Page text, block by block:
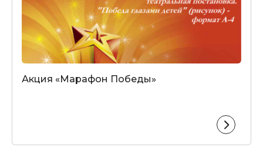
Акция «Марафон Победы»